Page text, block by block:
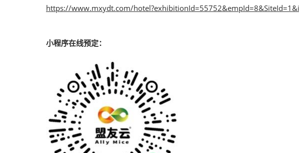
https://www.mxydt.com/
小程序在线预定：